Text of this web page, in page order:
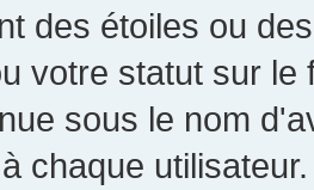
des étoiles ou
votre statut sur
sous le nom
chaque